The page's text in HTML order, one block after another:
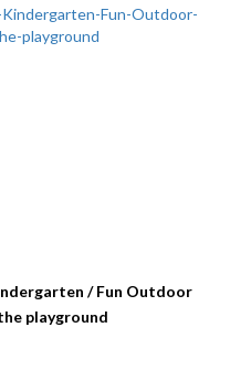
/ Fun Outdoor
playground